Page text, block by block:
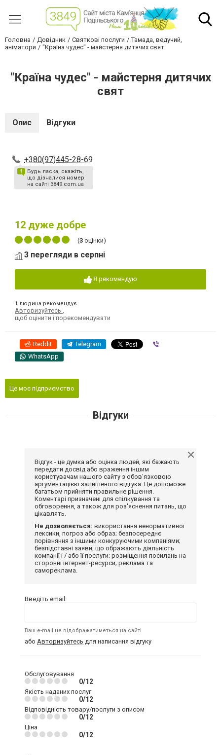
Головна Довідник Святкові послуги
Тамада, ведучий,
аніматори
"Країна чудес" - майстерня дитячих свят
"Країна чудес" - майстерня дитячих
свят
Опис Відгуки
+380(97)445-28-69
Будь ласка, скажіть,
що дізналися номер
на сайті 3849.com.ua
12 дуже добре
(3 оцінки)
3 перегляди в серпні
Я рекомендую
1 людина рекомендує
Авторизуйтесь
щоб оцінити і порекомендувати
Reddit Telegram
WhatsApp
Це моє підприємство
Відгуки
Відгук - це думка або оцінка людей, які бажають
передати досвід або враження іншим
користувачам нашого сайту з обов'язковою
аргументацією залишеного відгука. Це допоможе
багатьом прийняти правильне рішення.
Коментарі призначені для спілкування та
обговорення, а також для роз'яснення питань, що
цікавлять.
Не дозволяється: використання ненормативної
лексики, погроз або образ; безпосереднє
порівняння з іншими конкуруючими компаніями;
безпідставні заяви, що ображають діяльність
компанії і / або її послуги; розміщення посилань на
сторонні інтернет-ресурси; реклама та
самореклама.
Введіть email:
Ваш e-mail не відображатиметься на сайті
або Авторизуйтесь для написання відгуку
Обслуговування
0/12
Якість наданих послуг
0/12
Відповідність товару/послуги з описом
0/12
Ціна
0/12